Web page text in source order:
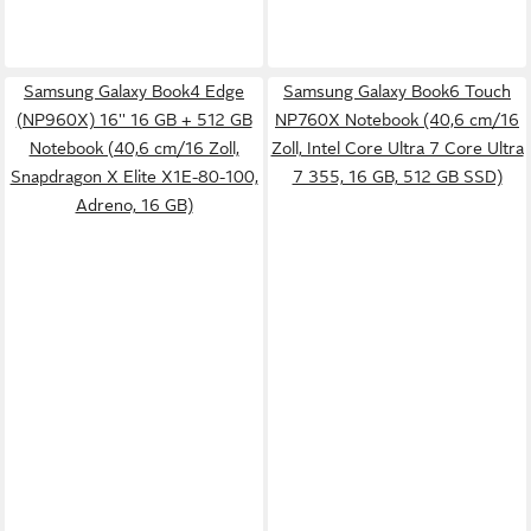
Samsung Galaxy Book4 Edge
(NP960X) 16'' 16 GB + 512 GB
Notebook (40,6 cm/16 Zoll,
Snapdragon X Elite X1E-80-100,
Adreno, 16 GB)
Samsung Galaxy Book6 Touch
NP760X Notebook (40,6 cm/16
Zoll, Intel Core Ultra 7 Core Ultra
7 355, 16 GB, 512 GB SSD)